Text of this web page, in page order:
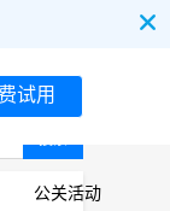
试用
公关活动